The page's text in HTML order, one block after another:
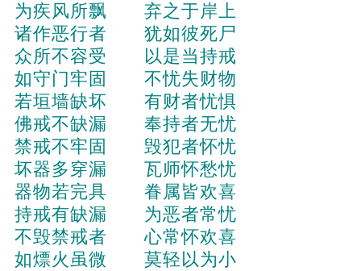
为疾风所飘 弃之于岸上
诸作恶行者 犹如彼死尸
众所不容受 以是当持戒
如守门牢固 不忧失财物
若垣墙缺坏 有财者忧惧
佛戒不缺漏 奉持者无忧
禁戒不牢固 毁犯者怀忧
坏器多穿漏 瓦师怀愁忧
器物若完具 眷属皆欢喜
持戒有缺漏 为恶者常忧
不毁禁戒者 心常怀欢喜
如熛火虽微 莫轻以为小